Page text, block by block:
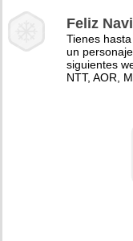
Feliz
Tienes
un
siguientes
NTT, AOR,